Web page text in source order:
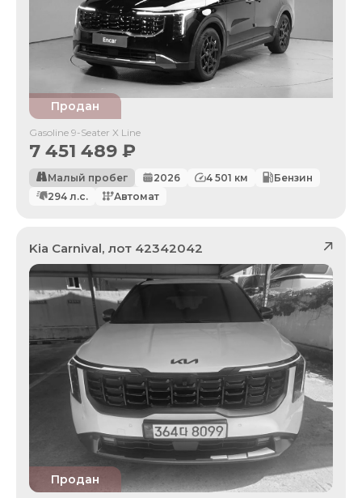
Продан
Gasoline 9-Seater X Line
7 451 489 ₽
Малый пробег 2026 4 501 км
Бензин
294 л.с. Автомат
Kia Carnival, лот 42342042
Продан